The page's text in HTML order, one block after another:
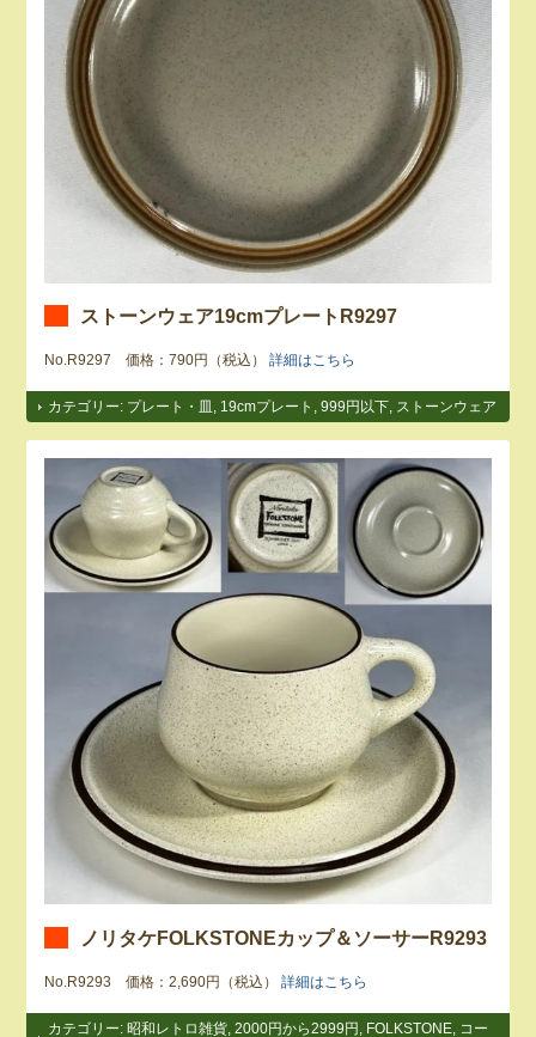
ストーンウェア19cmプレートR9297
No.R9297 価格：790円（税込）詳細はこちら
カテゴリー: プレート・皿 19cmプレート ,999円以下 ストーンウェア
ノリタケFOLKSTONEカップ＆ソーサーR9293
No.R9293 価格：2,690円（税込）詳細はこちら
カテゴリー: 昭和レトロ雑貨 ,2000円から2999円 FOLKSTONE
コー